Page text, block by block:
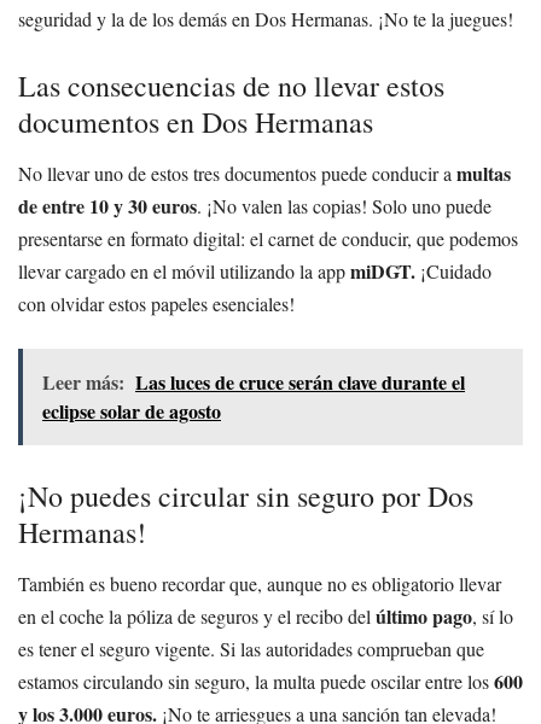
seguridad y la de los demás en Dos Hermanas. ¡No te la juegues!
Las consecuencias de no llevar estos
documentos en Dos Hermanas
No llevar uno de estos tres documentos puede conducir a multas
de entre 10 y 30 euros. ¡No valen las copias! Solo uno puede
presentarse en formato digital: el carnet de conducir, que podemos
llevar cargado en el móvil utilizando la appmiDGT. ¡Cuidado
con olvidar estos papeles esenciales!
Leer más: Las luces de cruce serán clave durante el
eclipse solar de agosto
¡No puedes circular sin seguro por Dos
Hermanas!
También es bueno recordar que, aunque no es obligatorio llevar
en el coche la póliza de seguros y el recibo del último pago, sí lo
es tener el seguro vigente. Si las autoridades comprueban que
estamos circulando sin seguro, la multa puede oscilar entre los600
y los 3.000 euros. ¡No te arriesgues a una sanción tan elevada!